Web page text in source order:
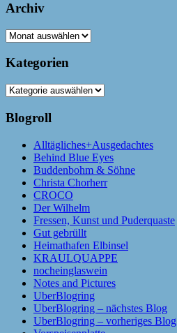
Archiv
Archiv
Kategorien
Kategorien
Blogroll
Alltägliches+Ausgedachtes
Behind Blue Eyes
Buddenbohm & Söhne
Christa Chorherr
CROCO
Der Wilhelm
Fressen, Kunst und Puderquaste
Gut gebrüllt
Heimathafen Elbinsel
KRAULQUAPPE
nocheinglaswein
Notes and Pictures
UberBlogring
UberBlogring – nächstes Blog
UberBlogring – vorheriges Blog